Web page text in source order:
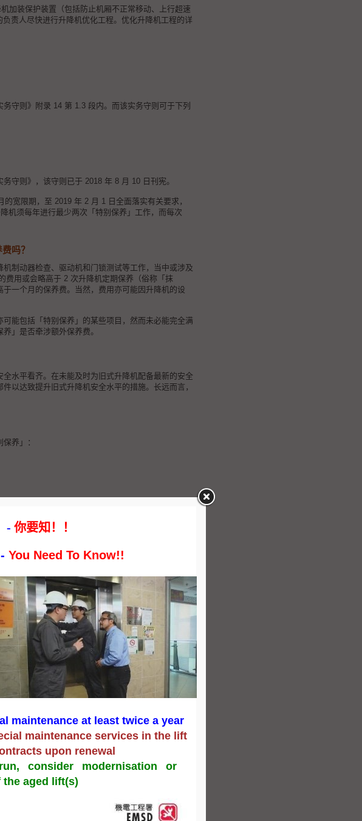
加装保护装置（包括防止机厢不正常移动、上行超速
责人尽快进行升降机优化工程。优化升降机工程的详
守则》附录 14 第 1.3 段内。而该实务守则可于下列
守则》，该守则已于 2018 年 8 月 10 日刊宪。
宽限期，至 2019 年 2 月 1 日全面落实有关要求，
机须每年进行最少两次「特别保养」工作，而每次
吗？
制动器检查、驱动机和门锁测试等工作，当中或涉及
费用或会略高于 2 次升降机定期保养（俗称「抹
一个月的保养费。当然，费用亦可能因升降机的设
能包括「特别保养」的某些项目，然而未必能完全满
」是否牵涉额外保养费。
水平看齐。在未能及时为旧式升降机配备最新的安全
以达致提升旧式升降机安全水平的措施。长远而言，
养」：
不正常移动装置和防止机厢向上超速装置三项设备。
操作升降机的许可证（ LE11 ）（ 10/2018 版本）的
证（ LE11 ）的安全证书从而得知该升降机的有关设
机等，因机械设计要求上不涉及有关双重制动器、机
保养」项目的保养范围则包括：
洁及润滑
以制造商指示为准。
据与技术资料等，经电脑平台向本署提交，以作纪录
- 你要知！！
You Need To Know!!
maintenance at least twice a year
maintenance services in the lift
upon renewal
consider modernisation or
the aged lift(s)